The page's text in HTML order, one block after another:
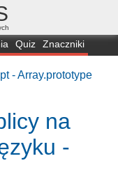
Quiz
Znaczniki
- Array.prototype
na
-